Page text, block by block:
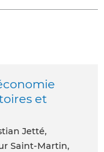
et
Jetté,
Saint-Martin,